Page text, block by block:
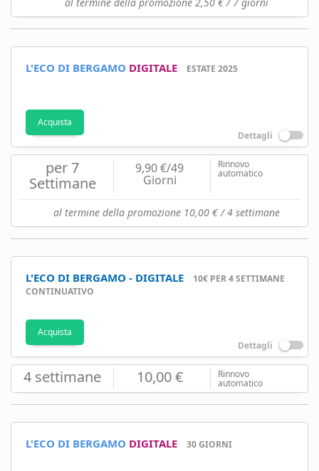
L'ECO DI BERGAMO DIGITALE ESTATE 2025
Acquista
Dettagli
per 7
Settimane
9,90 €/49
Giorni
Rinnovo
automatico
al termine della promozione 10,00 € / 4 settimane
L'ECO DI BERGAMO - DIGITALE
10€ PER 4 SETTIMANE
CONTINUATIVO
Acquista
Dettagli
4 settimane 10,00 € Rinnovo
automatico
L'ECO DI BERGAMO DIGITALE 30 GIORNI